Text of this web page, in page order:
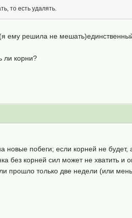
то есть удалять.
решила не мешать)единственный
ли корни?
побеги; если корней не будет,
без корней сил может не хватить и
прошло только две недели (или